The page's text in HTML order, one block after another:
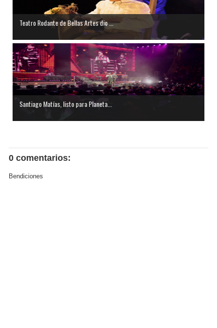
Teatro Rodante de Bellas Artes dio ...
Santiago Matías, listo para Planeta...
0 comentarios:
Bendiciones